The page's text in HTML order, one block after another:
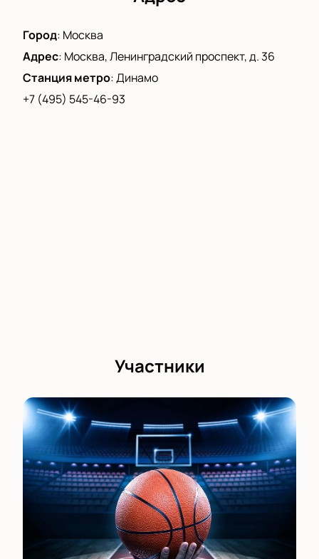
незабываемым завершением Суперкубка Единой
частью. Приходите и будем вместе радоваться,
кричать и переживать за наших героев в их борьбе
за славу и признание!
Город: Москва
Адрес: Москва, Ленинградский проспект, д. 36
Станция метро:Динамо
+7 (495) 545-46-93
Участники